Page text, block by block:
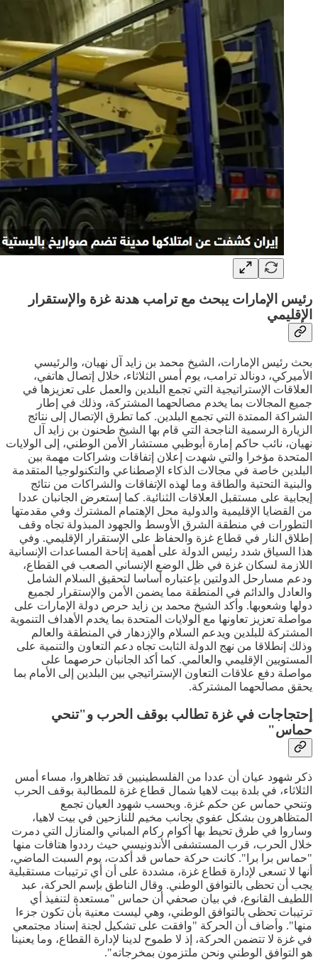
رئيس الإمارات يبحث مع ترامب هدنة غزة والإستقرار
الإقليمي
بحث رئيس الإمارات، الشيخ محمد بن زايد آل نهيان، والرئيسي
الأميركي، دونالد ترامب، يوم أمس الثلاثاء، خلال إتصال هاتفي،
العلاقات الإستراتيجية التي تجمع البلدين والعمل على تعزيزها في
جميع المجالات بما يخدم مصالحهما المشتركة، وذلك في إطار
الشراكة الممتدة التي تجمع البلدين. كما تطرق الإتصال إلى نتائج
الزيارة الرسمية الناجحة التي قام بها الشيخ طحنون بن زايد آل
نهيان، نائب حاكم إمارة أبوظبي مستشار الأمن الوطني، إلى الولايات
المتحدة مؤخرا والتي شهدت إعلان إتفاقات وشراكات مهمة بين
البلدين خاصة في مجالات الذكاء الإصطناعي والتكنولوجيا المتقدمة
والبنية التحتية والطاقة وما لهذه الإتفاقات والشراكات من نتائج
إيجابية على مستقبل العلاقات الثنائية. كما إستعرض الجانبان عددا
من القضايا الإقليمية والدولية محل الإهتمام المشترك وفي مقدمتها
التطورات في منطقة الشرق الأوسط والجهود المبذولة تجاه وقف
إطلاق النار في قطاع غزة والحفاظ على الإستقرار الإقليمي. وفي
هذا السياق شدد رئيس الدولة على أهمية إتاحة المساعدات الإنسانية
اللازمة لسكان غزة في ظل الوضع الإنساني الصعب في القطاع،
ودعم مسارحل الدولتين بإعتباره أساسا لتحقيق السلام الشامل
والعادل والدائم في المنطقة مما يضمن الأمن والإستقرار لجميع
دولها وشعوبها. وأكد الشيخ محمد بن زايد حرص دولة الإمارات على
مواصلة تعزيز تعاونها مع الولايات المتحدة بما يخدم الأهداف التنموية
المشتركة للبلدين ويدعم السلام والإزدهار في المنطقة والعالم
وذلك إنطلاقا من نهج الدولة الثابت تجاه دعم التعاون والتنمية على
المستويين الإقليمي والعالمي. كما أكد الجانبان حرصهما على
مواصلة دفع علاقات التعاون الإستراتيجي بين البلدين إلى الأمام بما
يحقق مصالحهما المشتركة.
إحتجاجات في غزة تطالب بوقف الحرب و"تنحي
حماس"
ذكر شهود عيان أن عددا من الفلسطينيين قد تظاهروا، مساء أمس
الثلاثاء، في بلدة بيت لاهيا شمال قطاع غزة للمطالبة بوقف الحرب
وتنحي حماس عن حكم غزة. وبحسب شهود العيان تجمع
المتظاهرون بشكل عفوي بجانب مخيم للنازحين في بيت لاهيا،
وساروا في طرق تحيط بها أكوام ركام المباني والمنازل التي دمرت
خلال الحرب، قرب المستشفى الأندونيسي حيث رددوا هتافات منها
"حماس برا برا". كانت حركة حماس قد أكدت، يوم السبت الماضي،
أنها لا تسعى لإدارة قطاع غزة، مشددة على أن أي ترتيبات مستقبلية
يجب أن تحظى بالتوافق الوطني. وقال الناطق بإسم الحركة، عبد
اللطيف القانوع، في بيان صحفي أن حماس "مستعدة لتنفيذ أي
ترتيبات تحظى بالتوافق الوطني، وهي ليست معنية بأن تكون جزءا
منها". وأضاف أن الحركة "وافقت على تشكيل لجنة إسناد مجتمعي
في غزة لا تتضمن الحركة، إذ لا طموح لدينا لإدارة القطاع، وما يعنينا
هو التوافق الوطني ونحن ملتزمون بمخرجاته".